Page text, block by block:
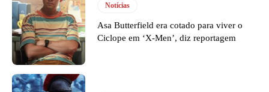
Notícias
Asa Butterfield era cotado para viver o
Ciclope em ‘X-Men’, diz reportagem